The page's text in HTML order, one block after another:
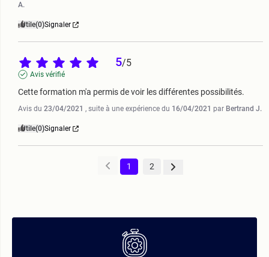
A.
Utile(0)Signaler
5/5
Avis vérifié
Cette formation m'a permis de voir les différentes possibilités.
Avis du 23/04/2021 , suite à une expérience du 16/04/2021 par Bertrand J.
Utile(0)Signaler
1 2